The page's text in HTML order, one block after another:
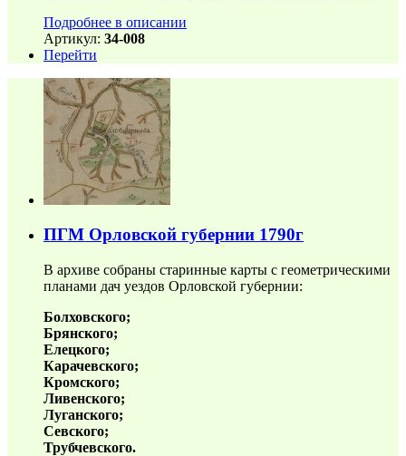
Подробнее в описании
Артикул: 34-008
Перейти
ПГМ Орловской губернии 1790г
В архиве собраны старинные карты с геометрическими
планами дач уездов Орловской губернии:
Болховского;
Брянского;
Елецкого;
Карачевского;
Кромского;
Ливенского;
Луганского;
Севского;
Трубчевского.